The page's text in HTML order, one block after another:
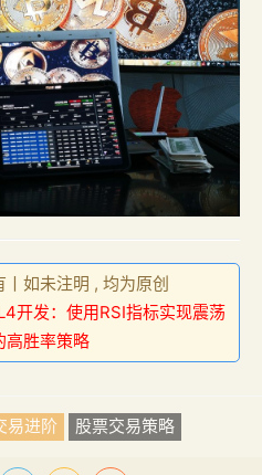
如未注明 , 均为原创
开发：使用RSI指标实现震荡
高胜率策略
易进阶 股票交易策略